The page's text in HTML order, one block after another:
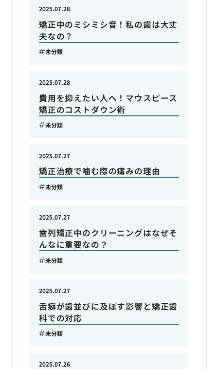
矯正中のミシミシ音！私の歯は大丈
夫なの？
2025.07.28
未分類
費用を抑えたい人へ！マウスピース
矯正のコストダウン術
2025.07.28
未分類
矯正治療で噛む際の痛みの理由
2025.07.27
未分類
歯列矯正中のクリーニングはなぜそ
んなに重要なの？
2025.07.27
未分類
舌癖が歯並びに及ぼす影響と矯正歯
科での対応
2025.07.27
未分類
2025.07.26